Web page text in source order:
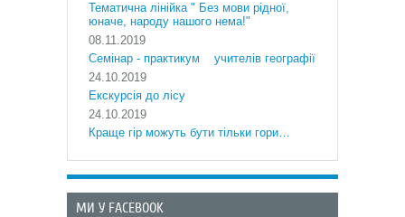
Тематична лінійка " Без мови рідної,
юначе, народу нашого нема!"
08.11.2019
Cемінар - практикум учителів географії
24.10.2019
Екскурсія до лісу
24.10.2019
Краще гір можуть бути тільки гори…
МИ У FACEBOOK